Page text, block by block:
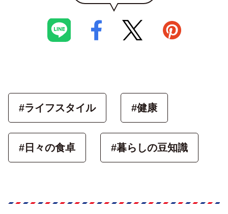
#ライフスタイル #健康
#日々の食卓 #暮らしの豆知識